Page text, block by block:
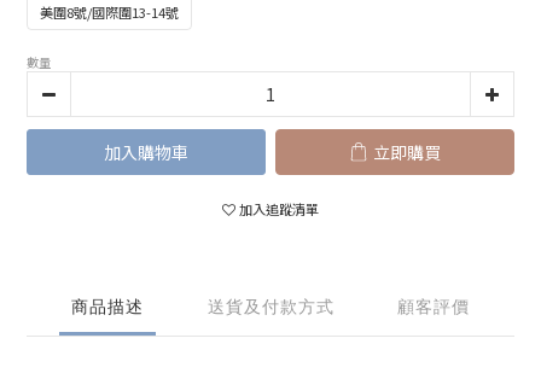
美圍8號/國際圍13-14號
數量
加入購物車 立即購買
加入追蹤清單
商品描述 送貨及付款方式 顧客評價